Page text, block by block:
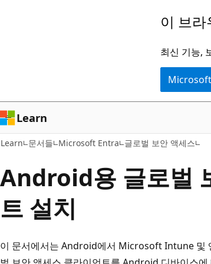
로
건
너
뛰
이 브
최신 기능,
Learn
Learn 문서들 Microsoft Entra 글로벌 보안 액세스
Android용 글로벌
트 설치
이 문서에서는 Android에서 Microsoft Intune